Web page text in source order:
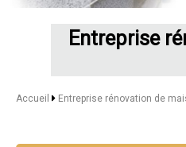
Entreprise
Accueil Entreprise rénovation de